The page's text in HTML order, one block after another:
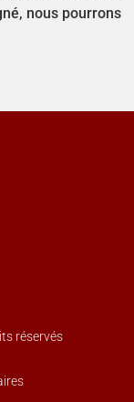
nous pourrons
réservés